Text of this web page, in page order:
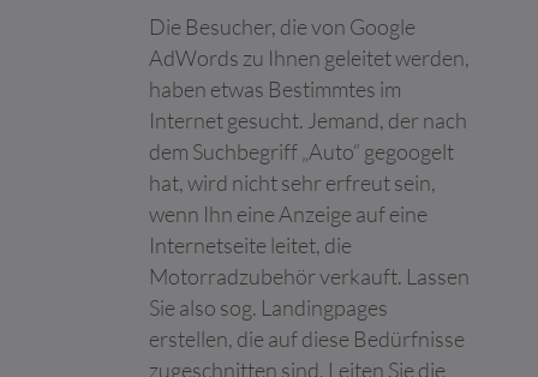
Die Besucher, die von Google
AdWords zu Ihnen geleitet werden,
haben etwas Bestimmtes im
Internet gesucht. Jemand, der nach
dem Suchbegriff „Auto“ gegoogelt
hat, wird nicht sehr erfreut sein,
wenn Ihn eine Anzeige auf eine
Internetseite leitet, die
Motorradzubehör verkauft. Lassen
Sie also sog. Landingpages
erstellen, die auf diese Bedürfnisse
zugeschnitten sind. Leiten Sie die
Google
Sammelt Daten zum
Besucherverhalten auf
mehreren Websites,
um relevantere
Werbung zu
präsentieren - Dies
ermöglicht es der
Website auch, die
Anzahl der gleichen
Werbeanzeige zu
begrenzen.
Google Anstehend
Sitzung
Wird verwendet, um
die Interaktion der